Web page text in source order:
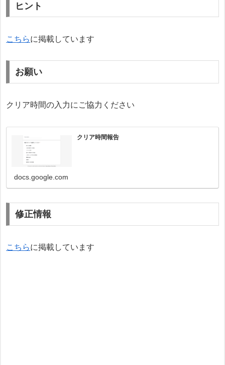
ヒント
こちらに掲載しています
お願い
クリア時間の入力にご協力ください
クリア時間報告
docs.google.com
修正情報
こちらに掲載しています